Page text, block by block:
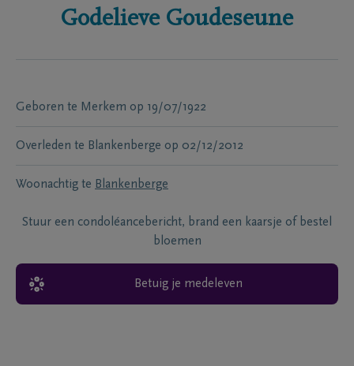
Godelieve Goudeseune
Geboren te Merkem op 19/07/1922
Overleden te Blankenberge op 02/12/2012
Woonachtig te Blankenberge
Stuur een condoléancebericht, brand een kaarsje of bestel
bloemen
Betuig je medeleven